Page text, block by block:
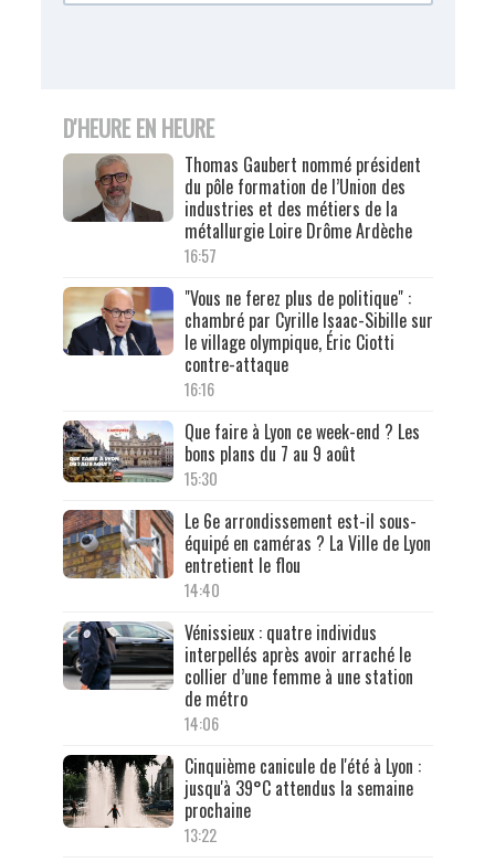
D'HEURE EN HEURE
Thomas Gaubert nommé président
du pôle formation de l’Union des
industries et des métiers de la
métallurgie Loire Drôme Ardèche
16:57
"Vous ne ferez plus de politique" :
chambré par Cyrille Isaac-Sibille sur
le village olympique, Éric Ciotti
contre-attaque
16:16
Que faire à Lyon ce week-end ? Les
bons plans du 7 au 9 août
15:30
Le 6e arrondissement est-il sous-
équipé en caméras ? La Ville de Lyon
entretient le flou
14:40
Vénissieux : quatre individus
interpellés après avoir arraché le
collier d’une femme à une station
de métro
14:06
Cinquième canicule de l'été à Lyon :
jusqu'à 39°C attendus la semaine
prochaine
13:22